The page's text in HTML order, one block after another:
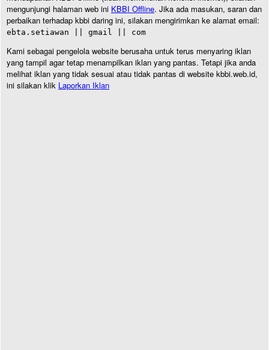
mengunjungi halaman web ini KBBI Offline. Jika ada masukan, saran dan
perbaikan terhadap kbbi daring ini, silakan mengirimkan ke alamat email:
ebta.setiawan || gmail || com
Kami sebagai pengelola website berusaha untuk terus menyaring iklan
yang tampil agar tetap menampilkan iklan yang pantas. Tetapi jika anda
melihat iklan yang tidak sesuai atau tidak pantas di website kbbi.web.id,
ini silakan klik Laporkan Iklan